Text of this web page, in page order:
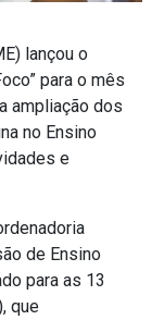
lançou o
para o mês
ampliação dos
no Ensino
e
de Ensino
para as 13
que